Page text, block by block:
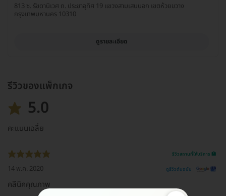
813 ซ. รัชดานิเวศ ถ. ประชาอุทิศ 19 แขวงสามเสนนอก เขตห้วยขวาง
กรุงเทพมหานคร 10310
ดูรายละเอียด
รีวิวของแพ็กเกจ
5.0
คะแนนเฉลี่ย
รีวิวสถานที่ให้บริการ 🏥
14 พ.ค. 2020 ดูรีวิวต้นฉบับ
คลีนิคคุณภาพ